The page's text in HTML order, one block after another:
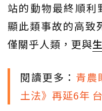
站的動物最終順利
顯此類事故的高致
僅關乎人類，更與
閱讀更多： 青農
土法》再延6年